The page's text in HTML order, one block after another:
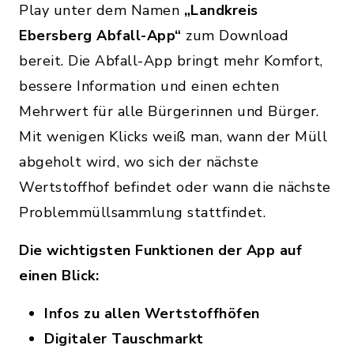
Play unter dem Namen „Landkreis
Ebersberg Abfall-App“ zum Download
bereit. Die Abfall-App bringt mehr Komfort,
bessere Information und einen echten
Mehrwert für alle Bürgerinnen und Bürger.
Mit wenigen Klicks weiß man, wann der Müll
abgeholt wird, wo sich der nächste
Wertstoffhof befindet oder wann die nächste
Problemmüllsammlung stattfindet.
Die wichtigsten Funktionen der App auf
einen Blick:
Infos zu allen Wertstoffhöfen
Digitaler Tauschmarkt